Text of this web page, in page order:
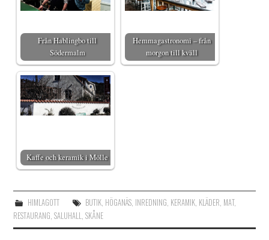
Från Hablingbo till
Södermalm
Hemmagastronomi – från
morgon till kväll
Kaffe och keramik i Mölle
HIMLAGOTT BUTIK, HÖGANÄS, INREDNING KERAMIK, KLÄDER MAT,
RESTAURANG ,SALUHALL ,SKÅNE